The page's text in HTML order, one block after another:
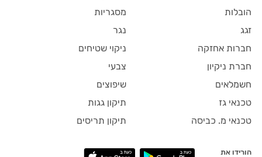
הובלות
זגג
חברות אחזקה
חברת ניקיון
חשמלאים
טכנאי גז
טכנאי מ. כביסה
מסגריות
נגר
ניקוי שטיחים
צבעי
שיפוצים
תיקון גגות
תיקון תריסים
הורידו את